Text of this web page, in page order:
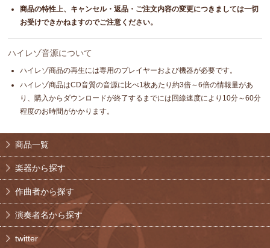
商品の特性上、キャンセル・返品・ご注文内容の変更につきましては一切
お受けできかねますのでご注意ください。
ハイレゾ音源について
ハイレゾ商品の再生には専用のプレイヤーおよび機器が必要です。
ハイレゾ商品はCD音質の音源に比べ1枚あたり約3倍～6倍の情報量があ
り、購入からダウンロードが終了するまでには回線速度により10分～60分
程度のお時間がかかります。
商品一覧
楽器から探す
作曲者から探す
演奏者名から探す
twitter